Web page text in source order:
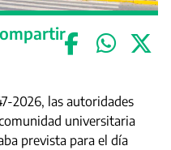
2026, las autoridades
universitaria
prevista para el día